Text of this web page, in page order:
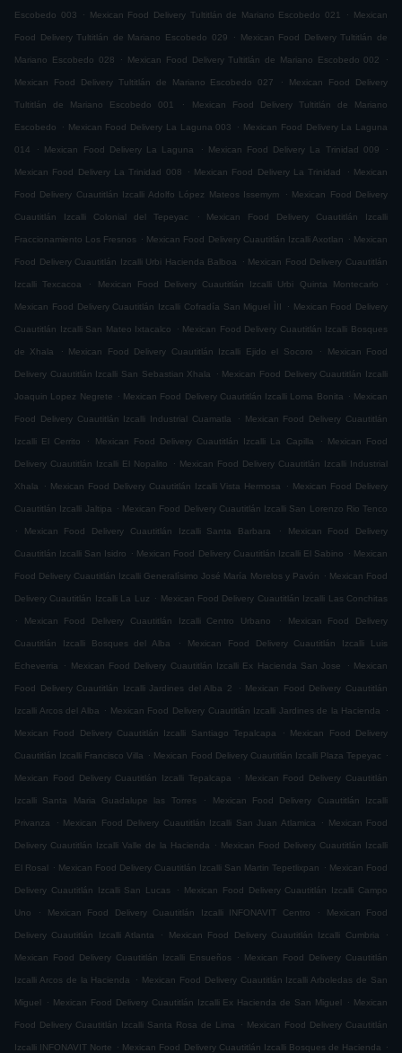
Escobedo 003 . Mexican Food Delivery Tultitlán de Mariano Escobedo 021 . Mexican
Food Delivery Tultitlán de Mariano Escobedo 029 . Mexican Food Delivery Tultitlán de
Mariano Escobedo 028 . Mexican Food Delivery Tultitlán de Mariano Escobedo 002 .
Mexican Food Delivery Tultitlán de Mariano Escobedo 027 . Mexican Food Delivery
Tultitlán de Mariano Escobedo 001 . Mexican Food Delivery Tultitlán de Mariano
Escobedo . Mexican Food Delivery La Laguna 003 . Mexican Food Delivery La Laguna
014 . Mexican Food Delivery La Laguna . Mexican Food Delivery La Trinidad 009 .
Mexican Food Delivery La Trinidad 008 . Mexican Food Delivery La Trinidad . Mexican
Food Delivery Cuautitlán Izcalli Adolfo López Mateos Issemym . Mexican Food Delivery
Cuautitlán Izcalli Colonial del Tepeyac . Mexican Food Delivery Cuautitlán Izcalli
Fraccionamiento Los Fresnos . Mexican Food Delivery Cuautitlán Izcalli Axotlan . Mexican
Food Delivery Cuautitlán Izcalli Urbi Hacienda Balboa . Mexican Food Delivery Cuautitlán
Izcalli Texcacoa . Mexican Food Delivery Cuautitlán Izcalli Urbi Quinta Montecarlo .
Mexican Food Delivery Cuautitlán Izcalli Cofradía San Miguel ÌII . Mexican Food Delivery
Cuautitlán Izcalli San Mateo Ixtacalco . Mexican Food Delivery Cuautitlán Izcalli Bosques
de Xhala . Mexican Food Delivery Cuautitlán Izcalli Ejido el Socoro . Mexican Food
Delivery Cuautitlán Izcalli San Sebastian Xhala . Mexican Food Delivery Cuautitlán Izcalli
Joaquin Lopez Negrete . Mexican Food Delivery Cuautitlán Izcalli Loma Bonita . Mexican
Food Delivery Cuautitlán Izcalli Industrial Cuamatla . Mexican Food Delivery Cuautitlán
Izcalli El Cerrito . Mexican Food Delivery Cuautitlán Izcalli La Capilla . Mexican Food
Delivery Cuautitlán Izcalli El Nopalito . Mexican Food Delivery Cuautitlán Izcalli Industrial
Xhala . Mexican Food Delivery Cuautitlán Izcalli Vista Hermosa . Mexican Food Delivery
Cuautitlán Izcalli Jaltipa . Mexican Food Delivery Cuautitlán Izcalli San Lorenzo Rio Tenco
.
Mexican Food Delivery Cuautitlán Izcalli Santa Barbara . Mexican Food Delivery
Cuautitlán Izcalli San Isidro . Mexican Food Delivery Cuautitlán Izcalli El Sabino . Mexican
Food Delivery Cuautitlán Izcalli Generalísimo José María Morelos y Pavón . Mexican Food
Delivery Cuautitlán Izcalli La Luz . Mexican Food Delivery Cuautitlán Izcalli Las Conchitas
.
Mexican Food Delivery Cuautitlán Izcalli Centro Urbano . Mexican Food Delivery
Cuautitlán Izcalli Bosques del Alba . Mexican Food Delivery Cuautitlán Izcalli Luis
Echeverria . Mexican Food Delivery Cuautitlán Izcalli Ex Hacienda San Jose . Mexican
Food Delivery Cuautitlán Izcalli Jardines del Alba 2 . Mexican Food Delivery Cuautitlán
Izcalli Arcos del Alba . Mexican Food Delivery Cuautitlán Izcalli Jardines de la Hacienda .
Mexican Food Delivery Cuautitlán Izcalli Santiago Tepalcapa . Mexican Food Delivery
Cuautitlán Izcalli Francisco Villa . Mexican Food Delivery Cuautitlán Izcalli Plaza Tepeyac .
Mexican Food Delivery Cuautitlán Izcalli Tepalcapa . Mexican Food Delivery Cuautitlán
Izcalli Santa Maria Guadalupe las Torres . Mexican Food Delivery Cuautitlán Izcalli
Privanza . Mexican Food Delivery Cuautitlán Izcalli San Juan Atlamica . Mexican Food
Delivery Cuautitlán Izcalli Valle de la Hacienda . Mexican Food Delivery Cuautitlán Izcalli
El Rosal . Mexican Food Delivery Cuautitlán Izcalli San Martin Tepetlixpan . Mexican Food
Delivery Cuautitlán Izcalli San Lucas . Mexican Food Delivery Cuautitlán Izcalli Campo
Uno . Mexican Food Delivery Cuautitlán Izcalli INFONAVIT Centro . Mexican Food
Delivery Cuautitlán Izcalli Atlanta . Mexican Food Delivery Cuautitlán Izcalli Cumbria .
Mexican Food Delivery Cuautitlán Izcalli Ensueños . Mexican Food Delivery Cuautitlán
Izcalli Arcos de la Hacienda . Mexican Food Delivery Cuautitlán Izcalli Arboledas de San
Miguel . Mexican Food Delivery Cuautitlán Izcalli Ex Hacienda de San Miguel . Mexican
Food Delivery Cuautitlán Izcalli Santa Rosa de Lima . Mexican Food Delivery Cuautitlán
Izcalli INFONAVIT Norte . Mexican Food Delivery Cuautitlán Izcalli Bosques de Hacienda .